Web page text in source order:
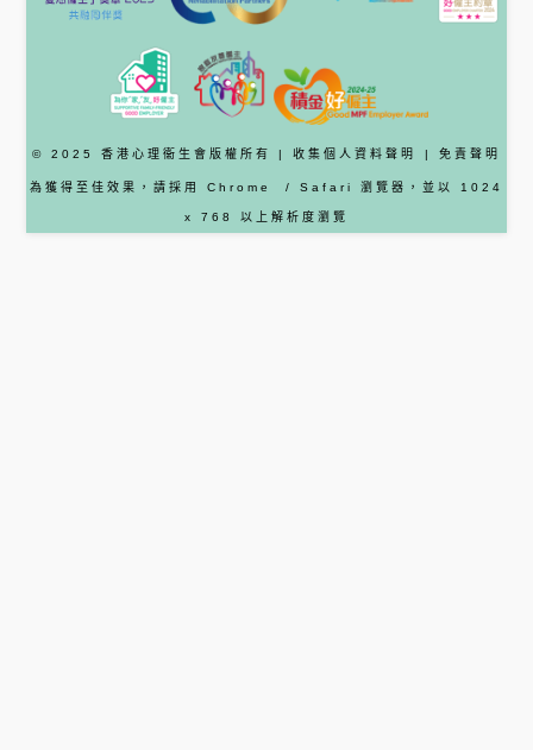
© 2025 香港心理衞生會版權所有 | 收集個人資料聲明 | 免責聲明
為獲得至佳效果，請採用 Chrome / Safari 瀏覽器 ，並以 1024
x 768 以上解析度瀏覽